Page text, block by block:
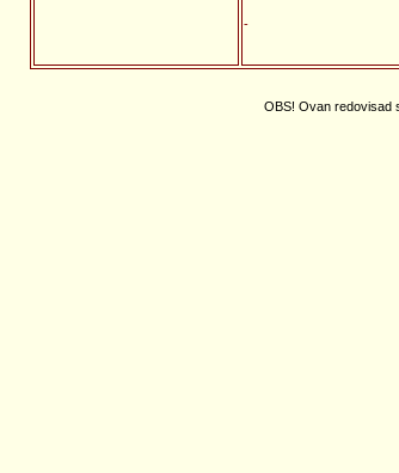
-
OBS! Ovan redovisad